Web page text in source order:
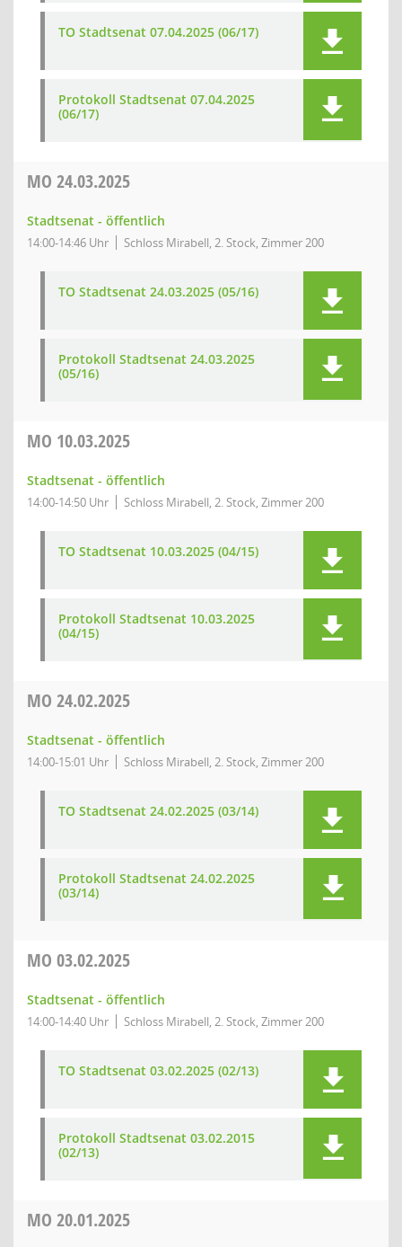
TO Stadtsenat 07.04.2025 (06/17)
Protokoll Stadtsenat 07.04.2025
(06/17)
MO 24.03.2025
Stadtsenat - öffentlich
14:00-14:46 Uhr Schloss Mirabell, 2. Stock, Zimmer 200
TO Stadtsenat 24.03.2025 (05/16)
Protokoll Stadtsenat 24.03.2025
(05/16)
MO 10.03.2025
Stadtsenat - öffentlich
14:00-14:50 Uhr Schloss Mirabell, 2. Stock, Zimmer 200
TO Stadtsenat 10.03.2025 (04/15)
Protokoll Stadtsenat 10.03.2025
(04/15)
MO 24.02.2025
Stadtsenat - öffentlich
14:00-15:01 Uhr Schloss Mirabell, 2. Stock, Zimmer 200
TO Stadtsenat 24.02.2025 (03/14)
Protokoll Stadtsenat 24.02.2025
(03/14)
MO 03.02.2025
Stadtsenat - öffentlich
14:00-14:40 Uhr Schloss Mirabell, 2. Stock, Zimmer 200
TO Stadtsenat 03.02.2025 (02/13)
Protokoll Stadtsenat 03.02.2015
(02/13)
MO 20.01.2025